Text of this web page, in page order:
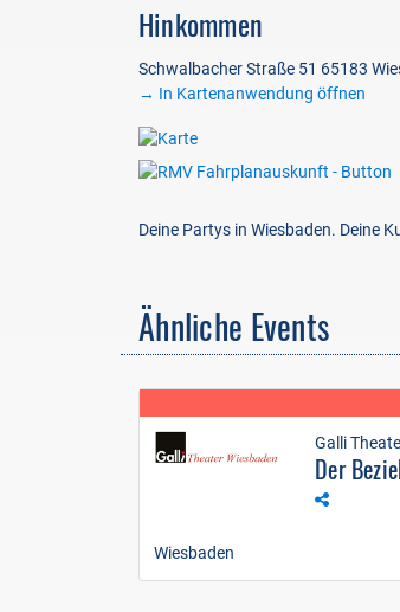
Hinkommen
Schwalbacher Straße 51 65183
→ In Kartenanwendung öffnen
Deine Partys in Wiesbaden. Deine
Ähnliche Events
Galli
Der
Wiesbaden